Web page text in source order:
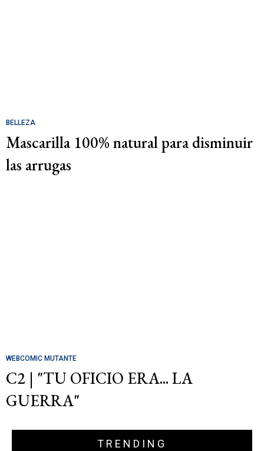
BELLEZA
Mascarilla 100% natural para disminuir
las arrugas
WEBCOMIC MUTANTE
C2 | "TU OFICIO ERA... LA
GUERRA"
TRENDING